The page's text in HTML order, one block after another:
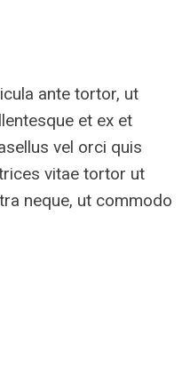
ante tortor, ut
et ex et
vel orci quis
vitae tortor ut
neque, ut commodo